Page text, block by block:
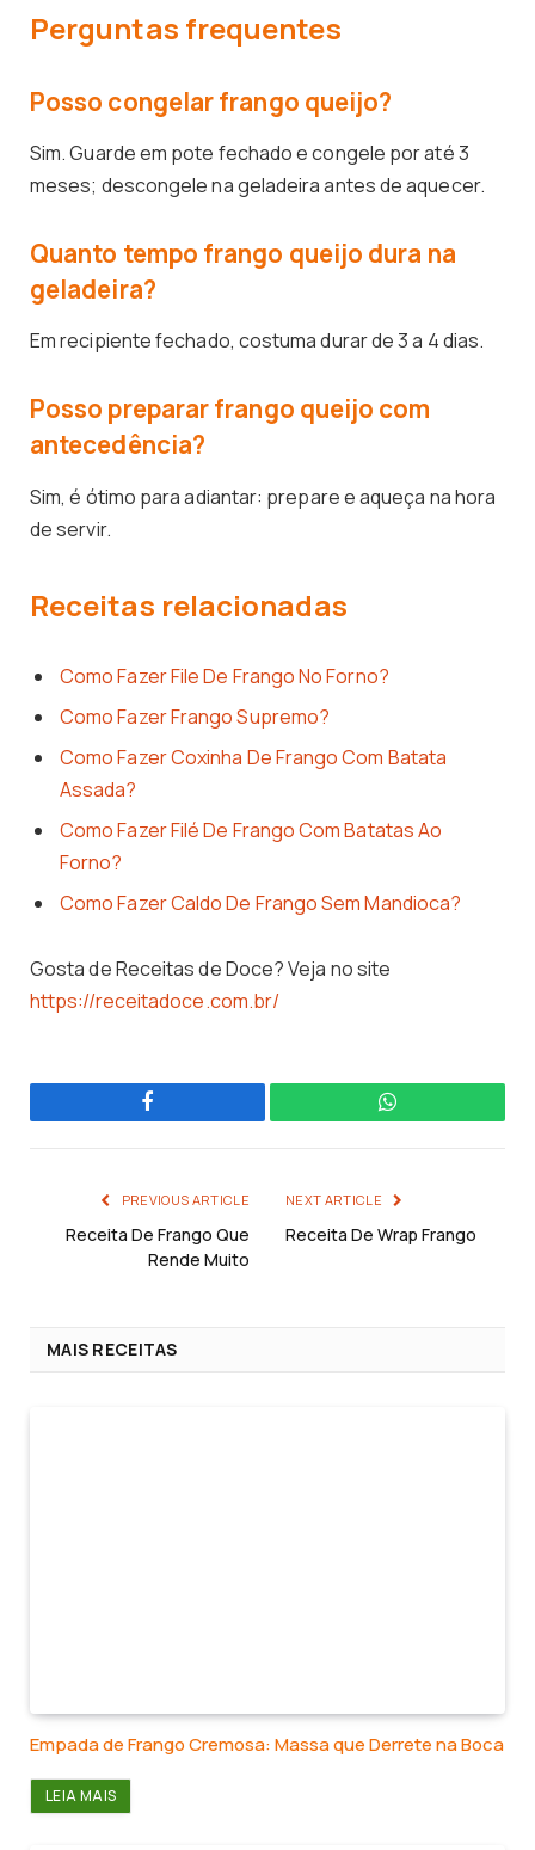
Perguntas frequentes
Posso congelar frango queijo?
Sim. Guarde em pote fechado e congele por até 3
meses; descongele na geladeira antes de aquecer.
Quanto tempo frango queijo dura na
geladeira?
Em recipiente fechado, costuma durar de 3 a 4 dias.
Posso preparar frango queijo com
antecedência?
Sim, é ótimo para adiantar: prepare e aqueça na hora
de servir.
Receitas relacionadas
Como Fazer File De Frango No Forno?
Como Fazer Frango Supremo?
Como Fazer Coxinha De Frango Com Batata
Assada?
Como Fazer Filé De Frango Com Batatas Ao
Forno?
Como Fazer Caldo De Frango Sem Mandioca?
Gosta de Receitas de Doce? Veja no site
https://receitadoce.com.br/
Facebook WhatsApp
PREVIOUS ARTICLE
Receita De Frango Que
Rende Muito
NEXT ARTICLE
Receita De Wrap Frango
MAIS RECEITAS
Empada de Frango Cremosa: Massa que Derrete na Boca
LEIA MAIS